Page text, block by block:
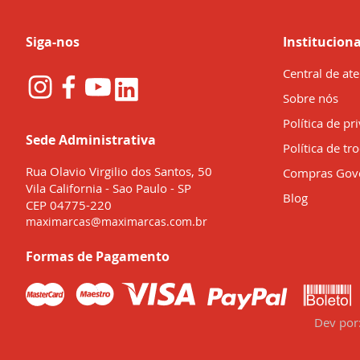
Siga-nos
Sede Administrativa
Rua Olavio Virgilio dos Santos, 50
Vila California - Sao Paulo - SP
CEP 04775-220
maximarcas@maximarcas.com.br
Central de
Sobre nós
Política de
Política de
Compras
Blog
Formas de Pagamento
Dev por: